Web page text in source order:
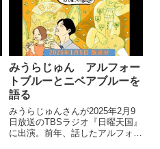
みうらじゅん アルフォー
トブルーとニベアブルーを
語る
みうらじゅんさんが2025年2月9
日放送のTBSラジオ『日曜天国』
に出演。前年、話したアルフォー